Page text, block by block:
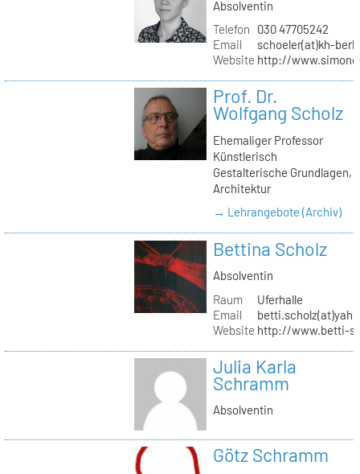
Absolventin
Telefon
030 47705242
Email
schoeler(at)kh-
Website http://
Prof. Dr.
Wolfgang Scholz
Ehemaliger Professor
Künstlerisch
Gestalterische Grundlagen,
Architektur
→ Lehrangebote (Archiv)
Bettina Scholz
Absolventin
Raum
Uferhalle
Email
Website http://www.betti-
Julia Karla
Schramm
Absolventin
Götz Schramm